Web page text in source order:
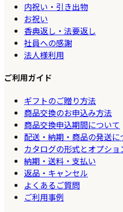
内祝い・引き出物
お祝い
香典返し・法要返し
社員への感謝
法人様利用
ご利用ガイド
ギフトのご贈り方法
商品交換のお申込み方法
商品交換申込期間について
配送・納期・商品の発送に
カタログの形式とオプショ
納期・送料・支払い
返品・キャンセル
よくあるご質問
ご利用事例